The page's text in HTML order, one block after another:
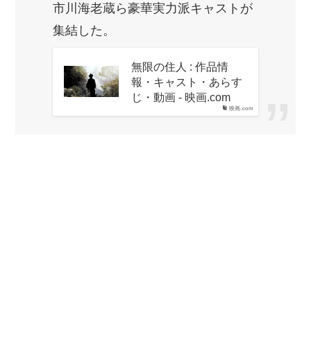
市川海老蔵ら豪華実力派キャストが
集結した。
映画.com
無限の住人 : 作品情
報・キャスト・あらす
じ・動画 - 映画.com